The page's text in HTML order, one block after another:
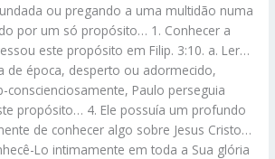
ou pregando a uma multidão numa
por um só propósito… 1. Conhecer a
este propósito em Filip. 3:10. a. Ler…
de época, desperto ou adormecido,
conscienciosamente, Paulo perseguia
propósito… 4. Ele possuía um profundo
de conhecer algo sobre Jesus Cristo…
Lo intimamente em toda a Sua glória